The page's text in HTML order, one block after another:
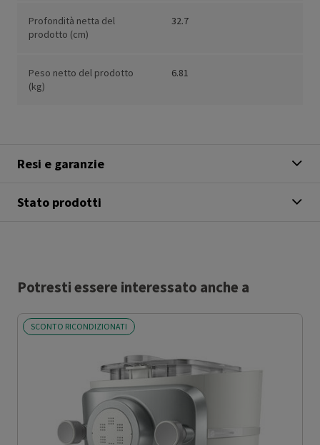
Profondità netta del
prodotto (cm)
32.7
Peso netto del prodotto
(kg)
6.81
Resi e garanzie
Stato prodotti
Potresti essere interessato anche a
SCONTO RICONDIZIONATI